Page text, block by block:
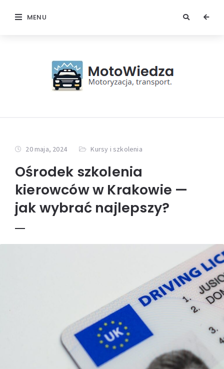
MENU
20 maja, 2024 Kursy i szkolenia
Ośrodek szkolenia
kierowców w Krakowie —
jak wybrać najlepszy?